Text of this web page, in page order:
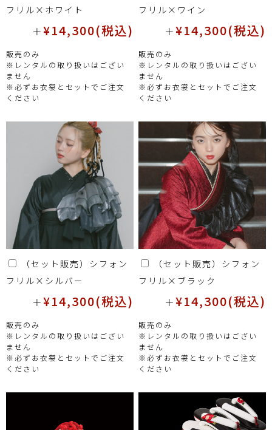
フリル×ホワイト
＋¥14,300(税込)
販売のみ
※レンタルの取り扱いはござい
ません
※必ずお衣裳とセットでご注文
ください
フリル×ワイン
＋¥14,300(税込)
販売のみ
※レンタルの取り扱いはござい
ません
※必ずお衣裳とセットでご注文
ください
（セット販売）シフォン
フリル×シルバー
＋¥14,300(税込)
販売のみ
※レンタルの取り扱いはござい
ません
※必ずお衣裳とセットでご注文
ください
（セット販売）シフォン
フリル×ブラック
＋¥14,300(税込)
販売のみ
※レンタルの取り扱いはござい
ません
※必ずお衣裳とセットでご注文
ください